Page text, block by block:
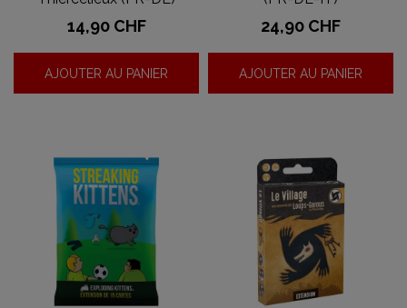
Prix
14,90 CHF
AJOUTER AU PANIER
Prix
24,90 CHF
AJOUTER AU PANIER